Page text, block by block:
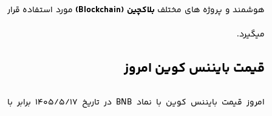
هوشمند و پروژه های مختلف بلاکچین (Blockchain)
مورد استفاده قرار
میگیرد.
قیمت بایننس کوین امروز
امروز قیمت بایننس کوین با نماد BNB در تاریخ ۱۴۰۵/۵/۱۷ برابر با